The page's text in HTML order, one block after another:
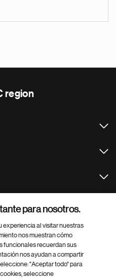
region
para nosotros.
experiencia al visitar nuestras
nos muestran cómo
funcionales recuerdan sus
nos ayudan a compartir
"Aceptar todo" para
seleccione